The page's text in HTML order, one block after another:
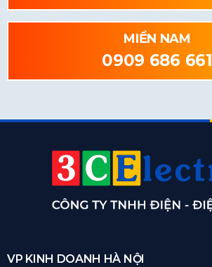
MIỀN NAM
0909 686 661
VP KINH DOANH HÀ NỘI